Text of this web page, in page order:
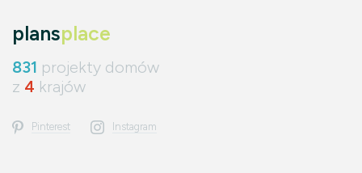
plansplace
831 projekty domów
z 4 krajów
Pinterest Instagram